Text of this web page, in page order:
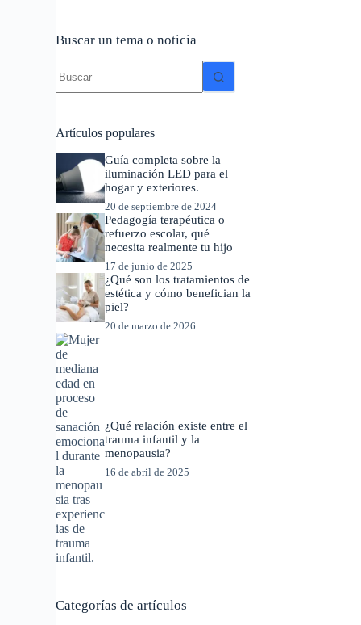
Buscar un tema o noticia
resultados
Artículos populares
Guía completa sobre la
iluminación LED para el
hogar y exteriores.
20 de septiembre de 2024
Pedagogía terapéutica o
refuerzo escolar, qué
necesita realmente tu hijo
17 de junio de 2025
¿Qué son los tratamientos de
estética y cómo benefician la
piel?
20 de marzo de 2026
¿Qué relación existe entre el
trauma infantil y la
menopausia?
16 de abril de 2025
Categorías de artículos